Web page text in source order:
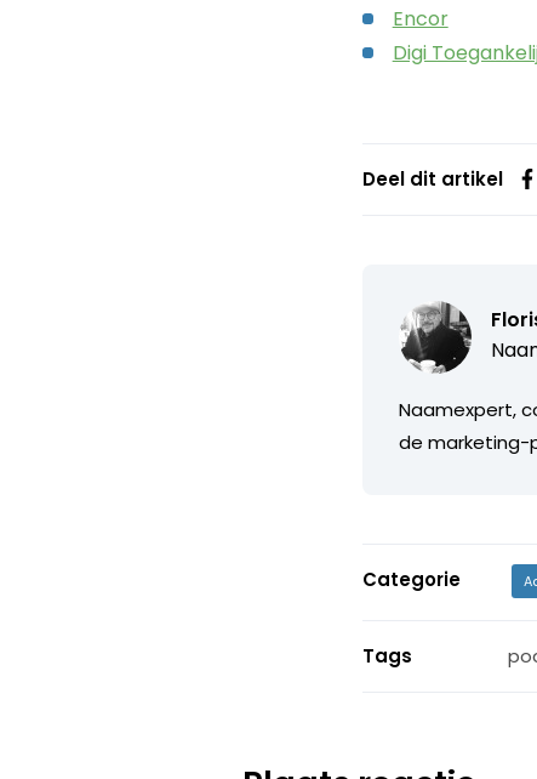
Encor
Digi
Deel dit artikel
Naamexpert,
de marketing-
Categorie
Tags